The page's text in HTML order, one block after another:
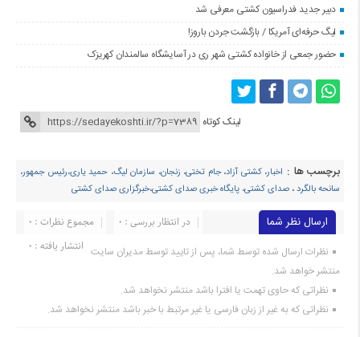
دبیر جدید فدراسیون کشتی معرفی شد
لیگ حرفه‌ای آمریکا / بازگشت جردن باروز!
حضور جمعی از خانواده کشتی شهر ری در آسایشگاه سالمندان کهریزک
لینک کوتاه
برچسب ها : اخبار، کشتی آزاد، جام تختی، زنجان، سازمان لیگ، حمید یاری،رئیس جمهور،
سانحه بالگرد، صدای کشتی، پایگاه خبری صدای کشتی،خبرگزاری صدای کشتی
ارسال نظر شما مجموع نظرات : 0
در انتظار بررسی : 0
انتشار یافته : ۰ نظرات ارسال شده توسط شما، پس از تایید توسط مدیران سایت
منتشر خواهد شد.
نظراتی که حاوی تهمت یا افترا باشد منتشر نخواهد شد.
نظراتی که به غیر از زبان فارسی یا غیر مرتبط با خبر باشد منتشر نخواهد شد.